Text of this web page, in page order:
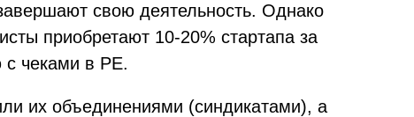
свою деятельность. Однако
приобретают 10-20% стартапа за
чеками в PE.
их объединениями (синдикатами), а